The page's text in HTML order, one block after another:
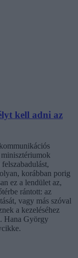
kell adni az
korábban porig
ez a lendület az,
rántott: az
vagy más szóval
a kezeléséhez
Hana György